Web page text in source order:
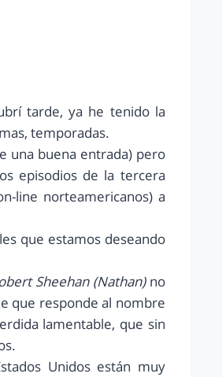
tarde, ya he tenido la
temporadas.
una buena entrada) pero
episodios de la tercera
line norteamericanos) a
que estamos deseando
Sheehan (Nathan)no
que responde al nombre
lamentable, que sin
Unidos están muy